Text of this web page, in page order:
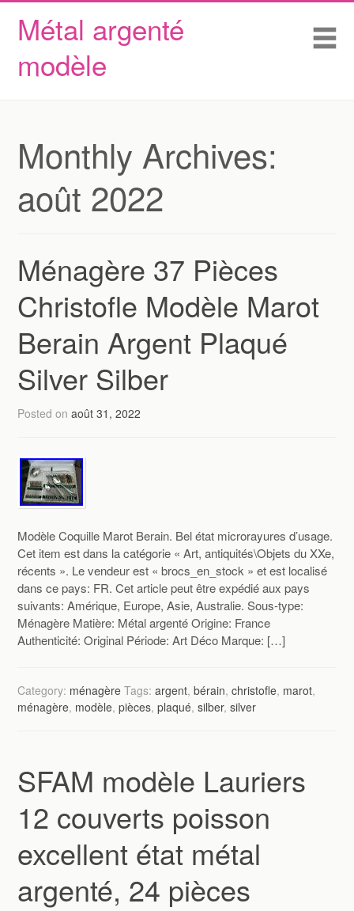
Métal argenté
modèle
Skip to content
Accueil
Conditions d’utilisation
Monthly Archives:
août 2022
Ménagère 37 Pièces
Christofle Modèle Marot
Berain Argent Plaqué
Silver Silber
Posted onaoût 31, 2022
Modèle Coquille Marot Berain. Bel état microrayures d’usage.
Cet item est dans la catégorie « Art, antiquités\Objets du XXe,
récents ». Le vendeur est « brocs_en_stock » et est localisé
dans ce pays: FR. Cet article peut être expédié aux pays
suivants: Amérique, Europe, Asie, Australie. Sous-type:
Ménagère Matière: Métal argenté Origine: France
Authenticité: Original Période: Art Déco Marque: […]
Category: ménagère Tags:argent,bérain,christofle, marot,
ménagère, modèle,pièces,plaqué,silber,silver
SFAM modèle Lauriers
12 couverts poisson
excellent état métal
argenté, 24 pièces